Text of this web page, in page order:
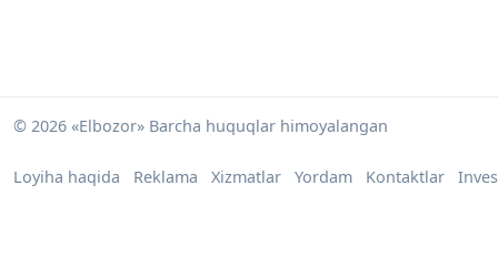
© 2026 «Elbozor» Barcha huquqlar himoyalangan
Loyiha haqida Reklama Xizmatlar Yordam Kontaktlar